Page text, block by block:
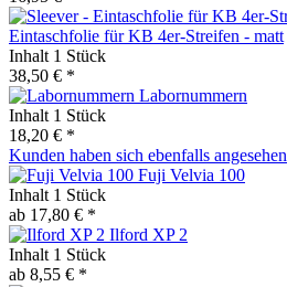
Eintaschfolie für KB 4er-Streifen - matt
Inhalt 1 Stück
38,50 € *
Labornummern
Inhalt 1 Stück
18,20 € *
Kunden haben sich ebenfalls angesehen
Fuji Velvia 100
Inhalt 1 Stück
ab 17,80 € *
Ilford XP 2
Inhalt 1 Stück
ab 8,55 € *